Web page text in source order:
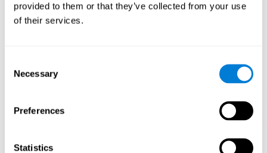
provided to them or that they’ve collected from your use
of their services.
Selection
Necessary
Preferences
Statistics
الأسبوع الأوّل الأسبوع الثاني الأسبوع الثالث